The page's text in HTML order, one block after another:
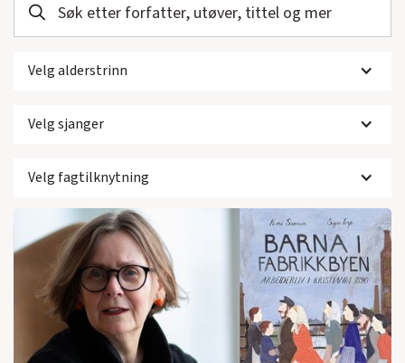
Velg alderstrinn
Velg sjanger
Velg fagtilknytning